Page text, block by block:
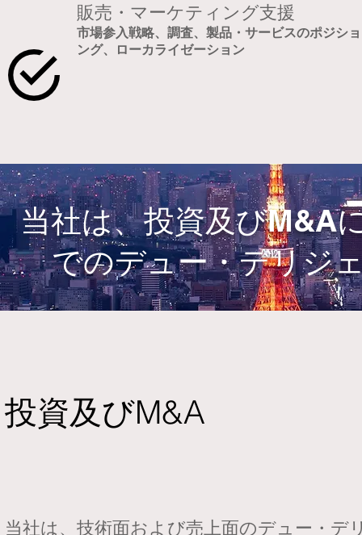
販売・マーケティング支援
市場参入戦略、調査、製品・サービスのポジシ
ング、ローカライゼーション
当社は、投資及びM&A
でのデュー・デリジ
投資及びM&A
当社は、技術面および売上面のデュー・